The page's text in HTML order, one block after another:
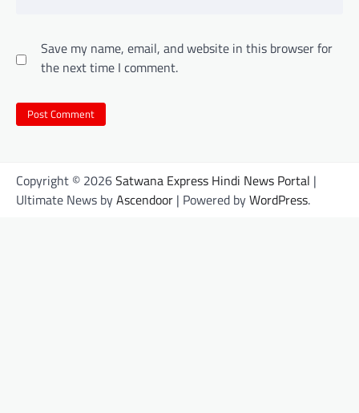
Save my name, email, and website in this browser for
the next time I comment.
Copyright © 2026Satwana Express Hindi News Portal |
Ultimate News byAscendoor | Powered byWordPress.